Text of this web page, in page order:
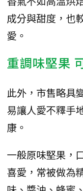
成分與甜度，也
愛。
重調味堅果
此外，市售略具
易讓人愛不釋手
康。
一般原味堅果，
喜愛，常被做為